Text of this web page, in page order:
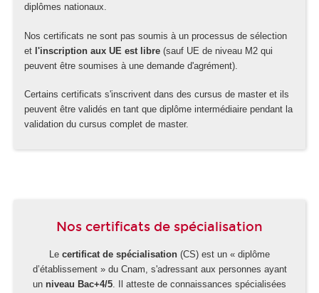
diplômes nationaux.
Nos certificats ne sont pas soumis à un processus de sélection
et l'inscription aux UE est libre (sauf UE de niveau M2 qui
peuvent être soumises à une demande d'agrément).
Certains certificats s'inscrivent dans des cursus de master et ils
peuvent être validés en tant que diplôme intermédiaire pendant la
validation du cursus complet de master.
Nos certificats de spécialisation
Le certificat de spécialisation (CS) est un « diplôme
d’établissement » du Cnam, s'adressant aux personnes ayant
un niveau Bac+4/5. Il atteste de connaissances spécialisées